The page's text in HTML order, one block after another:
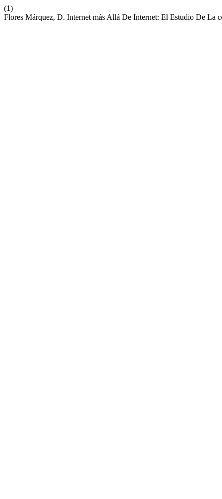
(1)
Flores Márquez, D. Internet más Allá De Internet: El Estudio De La